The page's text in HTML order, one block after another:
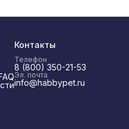
Контакты
Телефон
8 (800) 350-21-53
Эл. почта
info@habbypet.ru